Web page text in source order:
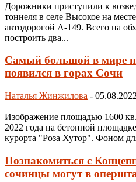
Дорожники приступили к
тоннеля в селе Высокое на
автодорогой А-149. Всего на
построить два...
Самый большой в мире
появился в горах Сочи
Наталья Жинжилова - 05.08.2022
Изображение площадью 1600
2022 года на бетонной
курорта "Роза Хутор". Фоном
Познакомиться с
сочинцы могут в